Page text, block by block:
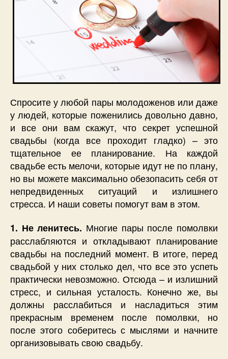
Спросите у любой пары молодоженов или даже
у людей, которые поженились довольно давно,
и все они вам скажут, что секрет успешной
свадьбы (когда все проходит гладко) – это
тщательное ее планирование. На каждой
свадьбе есть мелочи, которые идут не по плану,
но вы можете максимально обезопасить себя от
непредвиденных ситуаций и излишнего
стресса. И наши советы помогут вам в этом.
1. Не ленитесь. Многие пары после помолвки
расслабляются и откладывают планирование
свадьбы на последний момент. В итоге, перед
свадьбой у них столько дел, что все это успеть
практически невозможно. Отсюда – и излишний
стресс, и сильная усталость. Конечно же, вы
должны расслабиться и насладиться этим
прекрасным временем после помолвки, но
после этого соберитесь с мыслями и начните
организовывать свою свадьбу.